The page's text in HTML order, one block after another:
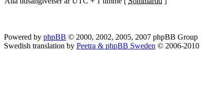
Powered by phpBB © 2000, 2002, 2005, 2007 phpBB Group
Swedish translation by Peetra & phpBB Sweden © 2006-2010